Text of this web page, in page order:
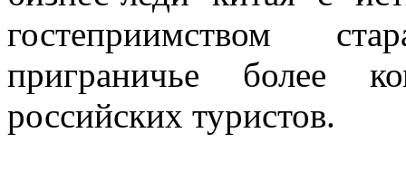
гостеприимством
приграничье более
российских туристов.